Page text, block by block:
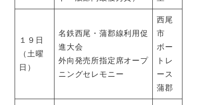
１９日
（土曜
日）
名鉄西尾・蒲郡線利用促
進大会
外向発売所指定席オープ
ニングセレモニー
西尾
市
ボー
トレ
ース
蒲郡